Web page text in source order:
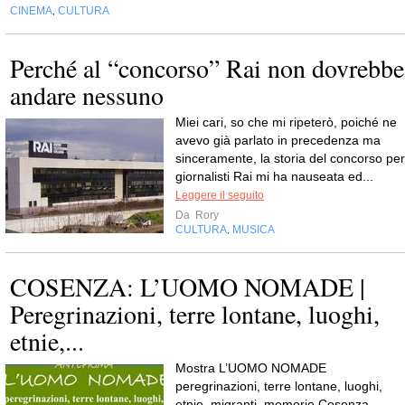
CINEMA CULTURA
Perché al “concorso” Rai non dovrebbe
andare nessuno
Miei cari, so che mi ripeterò, poiché ne
avevo già parlato in precedenza ma
sinceramente, la storia del concorso per
giornalisti Rai mi ha nauseata ed...
Leggere il seguito
Da Rory
CULTURA MUSICA
COSENZA: L’UOMO NOMADE |
Peregrinazioni, terre lontane, luoghi,
etnie,...
Mostra L’UOMO NOMADE
peregrinazioni, terre lontane, luoghi,